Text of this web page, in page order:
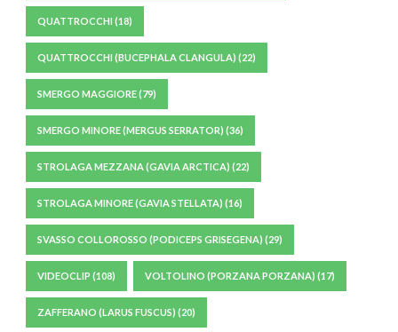
QUATTROCCHI (18)
QUATTROCCHI (BUCEPHALA CLANGULA) (22)
SMERGO MAGGIORE(79)
SMERGO MINORE (MERGUS SERRATOR) (36)
STROLAGA MEZZANA (GAVIA ARCTICA) (22)
STROLAGA MINORE (GAVIA STELLATA) (16)
SVASSO COLLOROSSO (PODICEPS GRISEGENA) (29)
VIDEOCLIP (108) VOLTOLINO (PORZANA PORZANA) (17)
ZAFFERANO (LARUS FUSCUS) (20)